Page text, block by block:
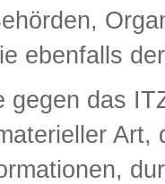
ebenfalls
gegen das